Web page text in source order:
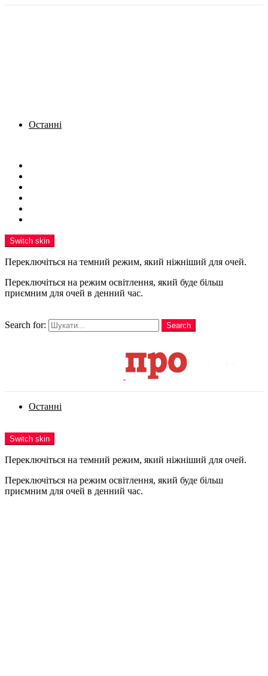
Останні
Switch skin
Переключіться на темний режим, який ніжніший для очей.
Переключіться на режим освітлення, який буде більш
приємним для очей в денний час.
Search for:
Search
Останні
Switch skin
Переключіться на темний режим, який ніжніший для очей.
Переключіться на режим освітлення, який буде більш
приємним для очей в денний час.